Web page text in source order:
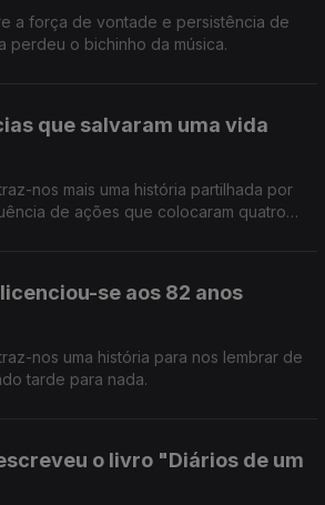
a força de vontade e persistência de
perdeu o bichinho da música.
que salvaram uma vida
nos mais uma história partilhada por
de ações que colocaram quatro
se aos 82 anos
nos uma história para nos lembrar de
tarde para nada.
o livro "Diários de um